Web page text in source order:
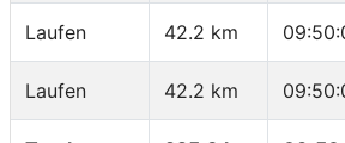
Laufen 42.2 km
Laufen 42.2 km